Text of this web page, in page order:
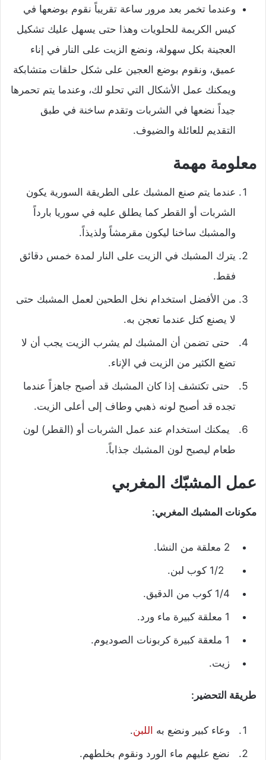
وعندما تخمر بعد مرور ساعة تقريباً نقوم بوضعها في
كيس الكريمة للحلويات وهذا حتى يسهل عليك تشكيل
العجينة بكل سهولة، ونضع الزيت على النار في إناء
عميق، ونقوم بوضع العجين على شكل حلقات متشابكة
ويمكنك عمل الأشكال التي تحلو لك، وعندما يتم تحمرها
جيداً نضعها في الشربات وتقدم ساخنة في طبق
التقديم للعائلة والضيوف.
معلومة مهمة
عندما يتم صنع المشبك على الطريقة السورية يكون
الشربات أو القطر كما يطلق عليه في سوريا بارداً
والمشبك ساخنا ليكون مقرمشاً ولذيذاً.
يترك المشبك في الزيت على النار لمدة خمس دقائق
فقط.
من الأفضل استخدام نخل الطحين لعمل المشبك حتى
لا يصنع كتل عندما تعجن به.
حتى تضمن أن المشبك لم يشرب الزيت يجب أن لا
تضع الكثير من الزيت في الإناء.
حتى تكتشف إذا كان المشبك قد أصبح جاهزاً عندما
تجده قد أصبح لونه ذهبي وطاف إلى أعلى الزيت.
يمكنك استخدام عند عمل الشربات أو (القطر) لون
طعام ليصبح لون المشبك جذاباً.
عمل المشبّك المغربي
مكونات المشبك المغربي:
زيت.
طريقة التحضير:
وعاء كبير ونضع به اللبن.
نضع عليهم ماء الورد ونقوم بخلطهم.